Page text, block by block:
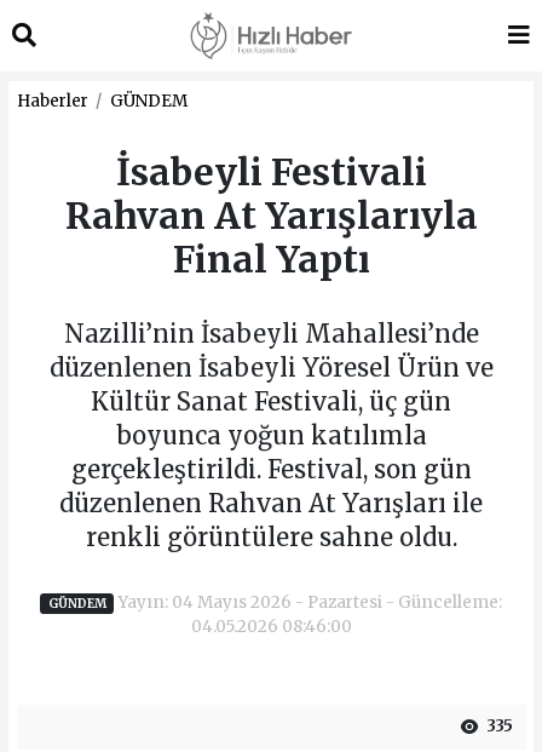
Haberler GÜNDEM
İsabeyli Festivali
Rahvan At Yarışlarıyla
Final Yaptı
Nazilli’nin İsabeyli Mahallesi’nde
düzenlenen İsabeyli Yöresel Ürün ve
Kültür Sanat Festivali, üç gün
boyunca yoğun katılımla
gerçekleştirildi. Festival, son gün
düzenlenen Rahvan At Yarışları ile
renkli görüntülere sahne oldu.
GÜNDEM
Yayın: 04 Mayıs 2026 - Pazartesi - Güncelleme:
04.05.2026 08:46:00
335